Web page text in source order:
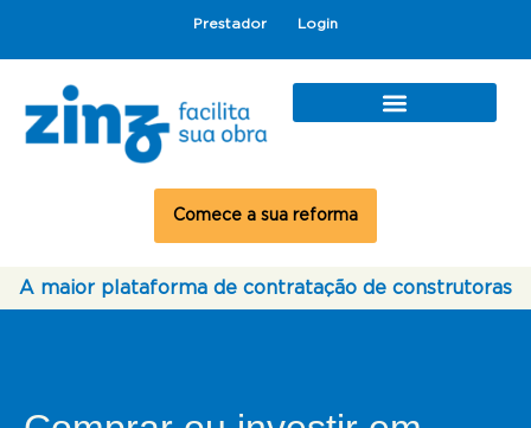
Prestador Login
Comece a sua reforma
A maior plataforma de contratação de construtoras